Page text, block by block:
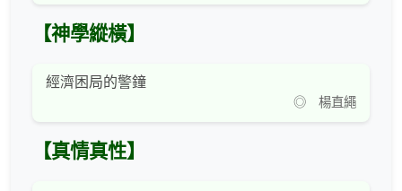
【神學縱橫】
經濟困局的警鐘
◎ 楊直繩
【真情真性】